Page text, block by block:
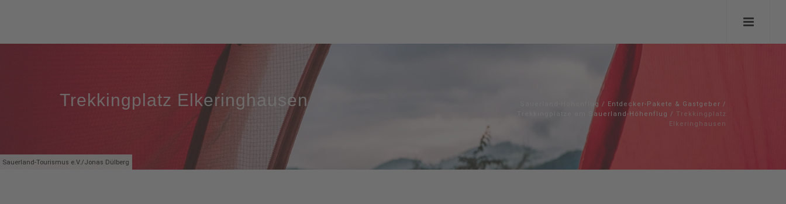
Sauerland-Tourismus e.V./Jonas Dülberg
Trekkingplatz Elkeringhausen Sauerland-Höhenflug / Entdecker-Pakete & Gastgeber /
Trekkingplätze am Sauerland-Höhenflug / Trekkingplatz
Elkeringhausen